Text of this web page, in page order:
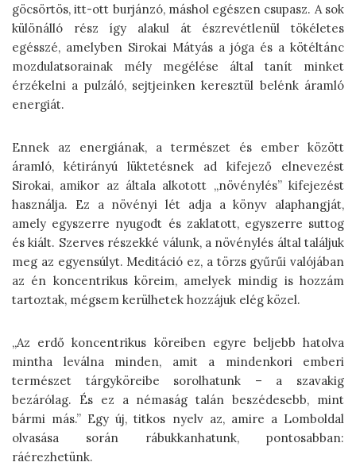
göcsörtös, itt-ott burjánzó, máshol egészen csupasz. A sok
különálló rész így alakul át észrevétlenül tökéletes
egésszé, amelyben Sirokai Mátyás a jóga és a kötéltánc
mozdulatsorainak mély megélése által tanít minket
érzékelni a pulzáló, sejtjeinken keresztül belénk áramló
energiát.
Ennek az energiának, a természet és ember között
áramló, kétirányú lüktetésnek ad kifejező elnevezést
Sirokai, amikor az általa alkotott „növénylés” kifejezést
használja. Ez a növényi lét adja a könyv alaphangját,
amely egyszerre nyugodt és zaklatott, egyszerre suttog
és kiált. Szerves részekké válunk, a növénylés által találjuk
meg az egyensúlyt. Meditáció ez, a törzs gyűrűi valójában
az én koncentrikus köreim, amelyek mindig is hozzám
tartoztak, mégsem kerülhetek hozzájuk elég közel.
„Az erdő koncentrikus köreiben egyre beljebb hatolva
mintha leválna minden, amit a mindenkori emberi
természet tárgyköreibe sorolhatunk – a szavakig
bezárólag. És ez a némaság talán beszédesebb, mint
bármi más.” Egy új, titkos nyelv az, amire a Lomboldal
olvasása során rábukkanhatunk, pontosabban:
ráérezhetünk.